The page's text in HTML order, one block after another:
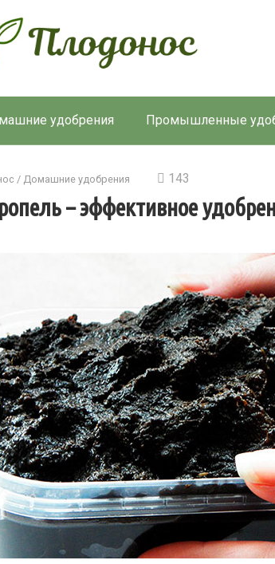
удобрения Промышленные
/ Домашние удобрения 143
– эффективное